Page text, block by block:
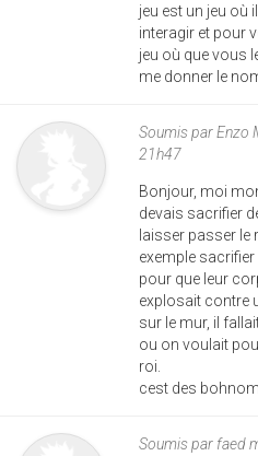
jeu est un jeu où
interagir et pour
jeu où que vous
me donner le
Soumis parEnzo
21h47
Bonjour, moi
devais sacrifier
laisser passer le
exemple
pour que leur
explosait contre
sur le mur, il
ou on voulait
roi.
cest des
Soumis par faed